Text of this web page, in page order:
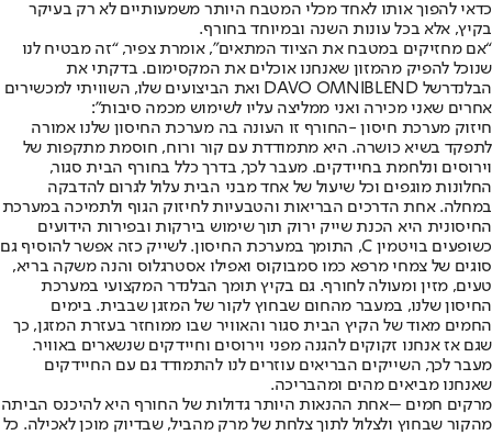
כדאי להפוך אותו לאחד מכלי המטבח היותר משמעותיים לא רק בעיקר
בקיץ, אלא בכל עונות השנה ובמיוחד בחורף.
“אם מחזיקים במטבח את הציוד המתאים”, אומרת צפיר, “זה מבטיח לנו
שנוכל להפיק מהמזון שאנחנו אוכלים את המקסימום. בדקתי את
הבלנדר
של DAVO OMNIBLEND ואת הביצועים שלו, השוויתי למכשירים
אחרים שאני מכירה ואני ממליצה עליו לשימוש מכמה סיבות”:
חיזוק מערכת חיסון -החורף זו העונה בה מערכת החיסון שלנו אמורה
לתפקד בשיא כושרה. היא מתמודדת עם קור ורוח, חוסמת מתקפות של
וירוסים ונלחמת בחיידקים. מעבר לכך, בדרך כלל בחורף הבית סגור,
החלונות מוגפים וכל שיעול של אחד מבני הבית עלול לגרום להדבקה
במחלה. אחת הדרכים הבריאות והטבעיות לחיזוק הגוף ולתמיכה במערכת
החיסונית היא הכנת שייק ירוק תוך שימוש בירקות ובפירות הידועים
כשופעים בויטמין C, התומך במערכת החיסון. לשייק כזה אפשר להוסיף גם
סוגים של צמחי מרפא כמו סמבוקוס ואפילו אסטרגלוס והנה משקה בריא,
טעים, מזין ומעולה לחורף. גם בקיץ תומך הבלנדר המקצועי במערכת
החיסון שלנו, במעבר מהחום שבחוץ לקור של המזגן שבבית. בימים
החמים מאוד של הקיץ הבית סגור והאוויר שבו ממוחזר בעזרת המזגן, כך
שגם אז אנחנו זקוקים להגנה מפני וירוסים וחיידקים שנשארים באוויר.
מעבר לכך, השייקים הבריאים עוזרים לנו להתמודד גם עם החיידקים
שאנחנו מביאים מהים ומהבריכה.
מרקים חמים –אחת ההנאות היותר גדולות של החורף היא להיכנס הביתה
מהקור שבחוץ ולצלול לתוך צלחת של מרק מהביל, שבדיוק מוכן לאכילה. כל